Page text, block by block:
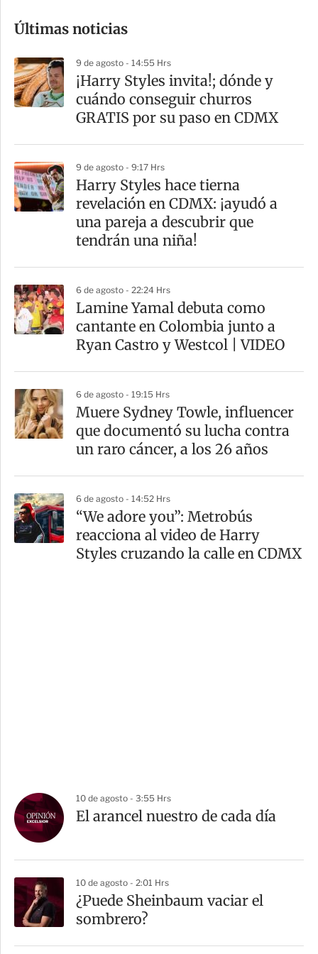
m
a
r
t
Últimas noticias
9 de agosto - 14:55 Hrs
¡Harry Styles invita!; dónde y
cuándo conseguir churros
GRATIS por su paso en CDMX
9 de agosto - 9:17 Hrs
Harry Styles hace tierna
revelación en CDMX: ¡ayudó a
una pareja a descubrir que
tendrán una niña!
6 de agosto - 22:24 Hrs
Lamine Yamal debuta como
cantante en Colombia junto a
Ryan Castro y Westcol | VIDEO
6 de agosto - 19:15 Hrs
Muere Sydney Towle, influencer
que documentó su lucha contra
un raro cáncer, a los 26 años
6 de agosto - 14:52 Hrs
“We adore you”: Metrobús
reacciona al video de Harry
Styles cruzando la calle en CDMX
10 de agosto - 3:55 Hrs
El arancel nuestro de cada día
10 de agosto - 2:01 Hrs
¿Puede Sheinbaum vaciar el
sombrero?